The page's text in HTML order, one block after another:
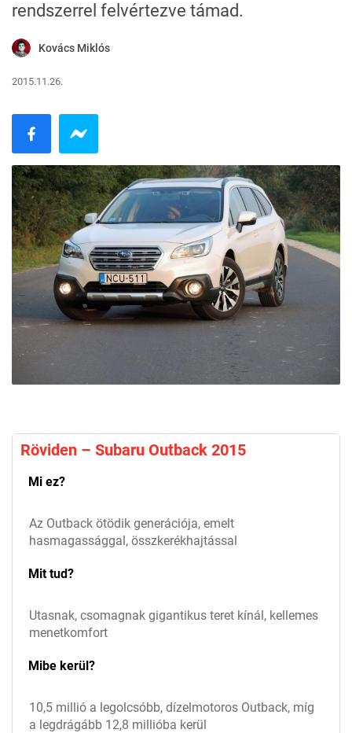
rendszerrel felvértezve támad.
Kovács Miklós
2015.11.26.
Röviden – Subaru Outback 2015
Mi ez?
Az Outback ötödik generációja, emelt
hasmagassággal, összkerékhajtással
Mit tud?
Utasnak, csomagnak gigantikus teret kínál, kellemes
menetkomfort
Mibe kerül?
10,5 millió a legolcsóbb, dízelmotoros Outback, míg
a legdrágább 12,8 millióba kerül